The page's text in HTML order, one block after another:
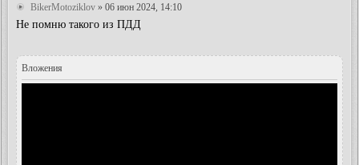
BikerMotoziklov » 06 июн 2024, 14:10
Не помню такого из ПДД
Вложения